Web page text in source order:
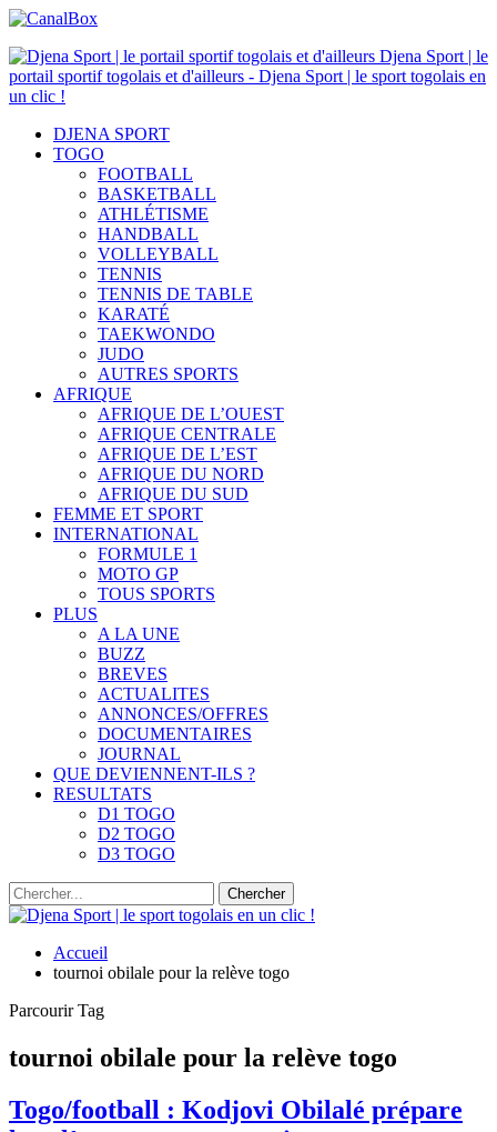
Djena Sport | le
portail sportif togolais et d'ailleurs - Djena Sport | le sport togolais en
un clic !
DJENA SPORT
TOGO
FOOTBALL
BASKETBALL
ATHLÉTISME
HANDBALL
VOLLEYBALL
TENNIS
TENNIS DE TABLE
KARATÉ
TAEKWONDO
JUDO
AUTRES SPORTS
AFRIQUE
AFRIQUE DE L’OUEST
AFRIQUE CENTRALE
AFRIQUE DE L’EST
AFRIQUE DU NORD
AFRIQUE DU SUD
FEMME ET SPORT
INTERNATIONAL
FORMULE 1
MOTO GP
TOUS SPORTS
PLUS
A LA UNE
BUZZ
BREVES
ACTUALITES
ANNONCES/OFFRES
DOCUMENTAIRES
JOURNAL
QUE DEVIENNENT-ILS ?
RESULTATS
D1 TOGO
D2 TOGO
D3 TOGO
Accueil
tournoi obilale pour la relève togo
Parcourir Tag
tournoi obilale pour la relève togo
Togo/football : Kodjovi Obilalé prépare